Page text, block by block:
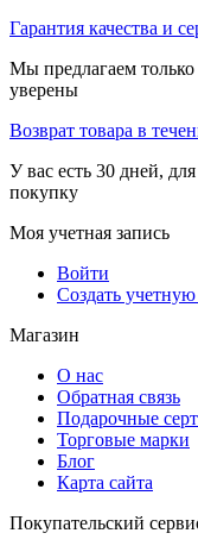
Гарантия качества и
Мы предлагаем
уверены
Возврат товара в
У вас есть 30 дней,
покупку
Моя учетная запись
Войти
Создать учетную
Магазин
О нас
Обратная связь
Подарочные
Торговые марки
Блог
Карта сайта
Покупательский